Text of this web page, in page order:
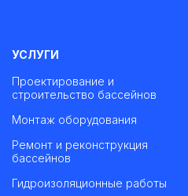
УСЛУГИ
Проектирование и
строительство бассейнов
Монтаж оборудования
Ремонт и реконструкция
бассейнов
Гидроизоляционные работы